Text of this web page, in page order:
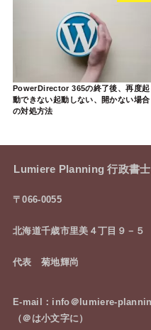
PowerDirector 365の終了後、再度起
動できない起動しない、開かない場合
の対処方法
Lumiere Planning 行政書
〒066-0055
北海道千歳市里美４丁目９－５
代表 菊地輝尚
E-mail：info＠lumiere-
（＠は小文字に）